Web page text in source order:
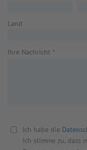
Land
Ihre Nachricht *
Ich habe die
Ich stimme zu, dass